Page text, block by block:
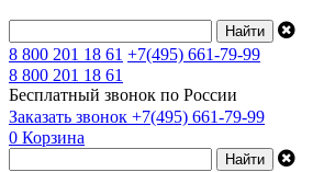
8 800 201 18 61 +7(495) 661-79-99
8 800 201 18 61
Бесплатный звонок по России
Заказать звонок +7(495) 661-79-99
0 Корзина